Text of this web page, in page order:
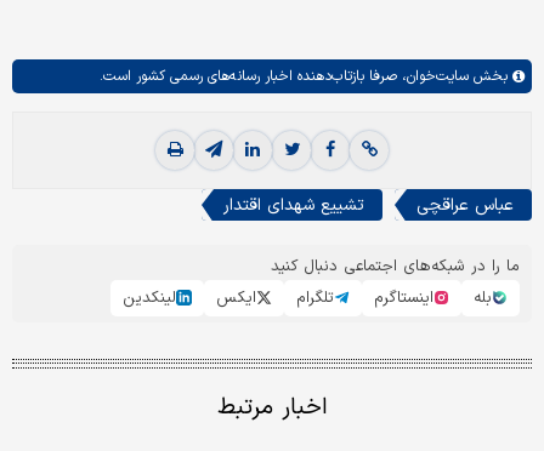
بخش سایت‌خوان، صرفا بازتاب‌دهنده اخبار رسانه‌های رسمی کشور است.
عباس عراقچی تشییع شهدای اقتدار
ما را در شبکه‌های اجتماعی دنبال کنید
بله
اینستاگرم تلگرام ایکس لینکدین
اخبار مرتبط